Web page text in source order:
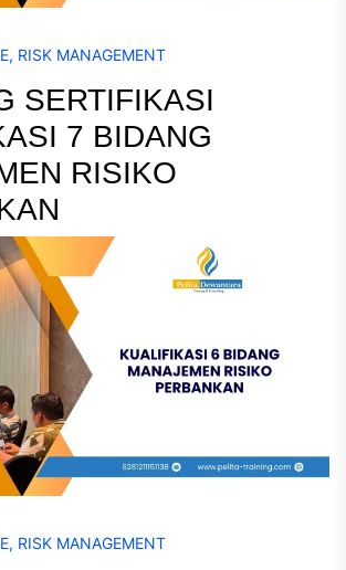
, RISK MANAGEMENT
SERTIFIKASI
7 BIDANG
RISIKO
, RISK MANAGEMENT